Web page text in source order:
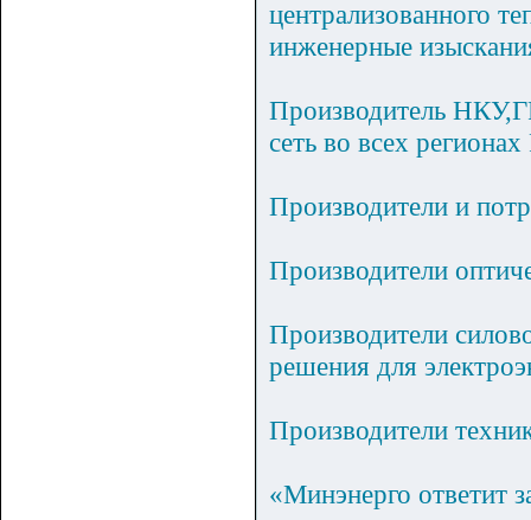
централизованного
инженерные
Производитель
сеть во всех
Производители и
Производители
Производители
решения для
Производители
«Минэнерго ответит